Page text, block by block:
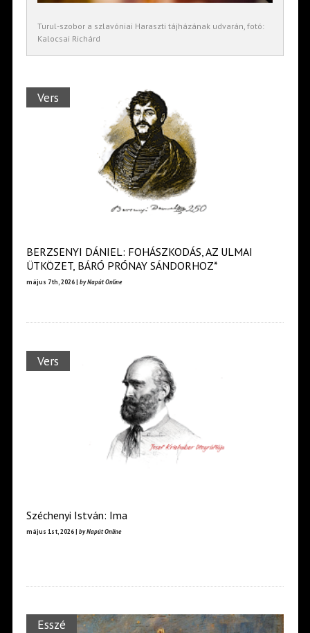
Turul-szobor a szlavóniai Haraszti tájházának udvarán, fotó:
Kalocsai Richárd
Vers
BERZSENYI DÁNIEL: FOHÁSZKODÁS, AZ ULMAI
ÜTKÖZET, BÁRÓ PRÓNAY SÁNDORHOZ*
május 7th, 2026 | by Napút Online
Vers
Széchenyi István: Ima
május 1st, 2026 | by Napút Online
Esszé